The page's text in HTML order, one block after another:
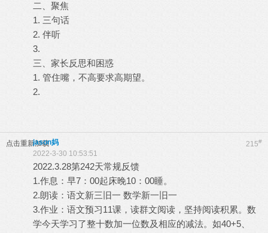
二、聚焦
1. 三句话
2. 伴听
3.
三、家长反思和困惑
1. 管住嘴，不高要求高期望。
2.
点击重新加载 215#
jason妈
2022-3-30 10:53:51
2022.3.28第242天常规反馈
1.作息：早7：00起床晚10：00睡。
2.朗读：语文新三旧一 数学新一旧一
3.作业：语文预习11课，读群文阅读，坚持阅读积累。数
学今天学习了整十数加一位数及相应的减法。如40+5、